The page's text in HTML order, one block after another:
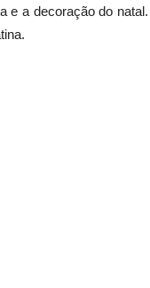
e a decoração do